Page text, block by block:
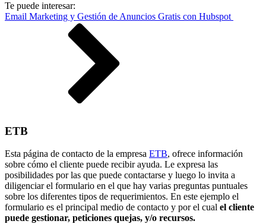
Te puede interesar:
Email Marketing y Gestión de Anuncios Gratis con Hubspot
ETB
Esta página de contacto de la empresa ETB, ofrece información
sobre cómo el cliente puede recibir ayuda. Le expresa las
posibilidades por las que puede contactarse y luego lo invita a
diligenciar el formulario en el que hay varias preguntas puntuales
sobre los diferentes tipos de requerimientos. En este ejemplo el
formulario es el principal medio de contacto y por el cual el cliente
puede gestionar, peticiones quejas, y/o recursos.